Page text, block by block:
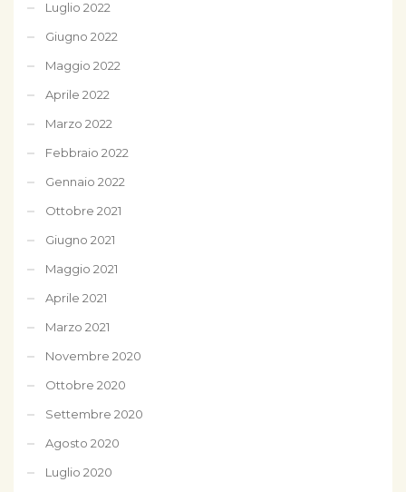
Luglio 2022
Giugno 2022
Maggio 2022
Aprile 2022
Marzo 2022
Febbraio 2022
Gennaio 2022
Ottobre 2021
Giugno 2021
Maggio 2021
Aprile 2021
Marzo 2021
Novembre 2020
Ottobre 2020
Settembre 2020
Agosto 2020
Luglio 2020